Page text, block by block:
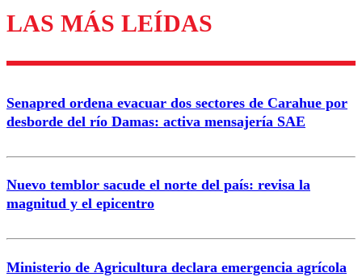
Enviar comentario
LAS MÁS LEÍDAS
Senapred ordena evacuar dos sectores de Carahue por
desborde del río Damas: activa mensajería SAE
Nuevo temblor sacude el norte del país: revisa la
magnitud y el epicentro
Ministerio de Agricultura declara emergencia agrícola